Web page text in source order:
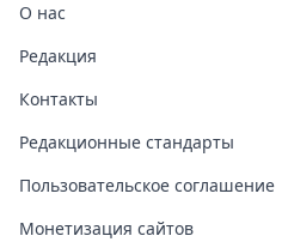
О нас
Редакция
Контакты
Редакционные стандарты
Пользовательское соглашение
Монетизация сайтов